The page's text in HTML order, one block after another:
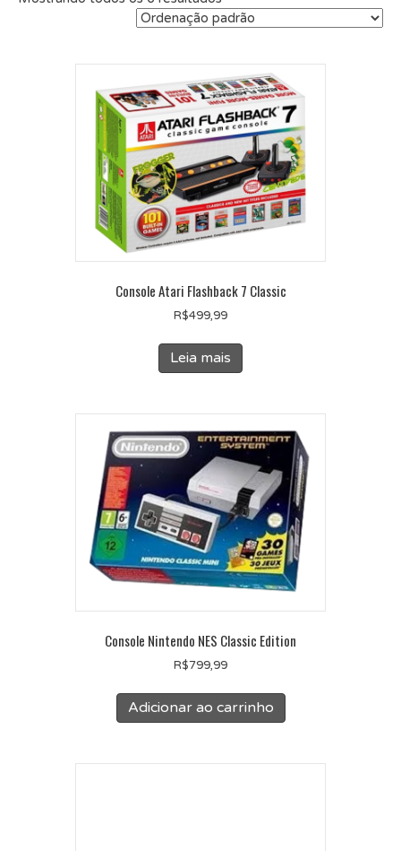
Console Atari Flashback 7 Classic
R$499,99
Leia mais
Console Nintendo NES Classic Edition
R$799,99
Adicionar ao carrinho